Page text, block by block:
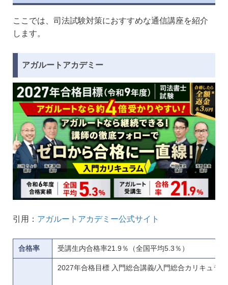
ここでは、司法試験対策におすすめな通信講座を紹介
します。
アガルートアカデミー
引用： アガルートアカデミー公式サイト
合格率 受講生内合格率21.9％（全国平均5.3％）
2027年合格目標 入門総合講義/入門総合カリキュラム